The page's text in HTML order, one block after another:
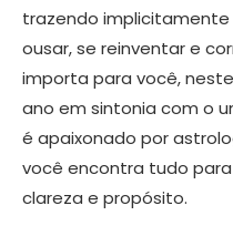
trazendo
ousar, se reinventar e
importa para você,
ano em sintonia com o
é apaixonado por
você encontra tudo
clareza e propósito.